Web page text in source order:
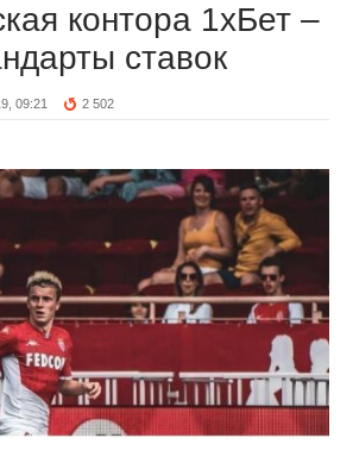
контора 1хБет –
ставок
09:21 2 502